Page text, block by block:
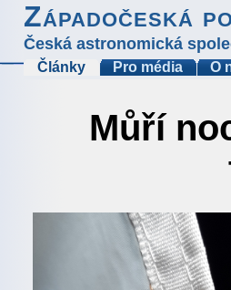
Západočeská
Česká astronomická
Články Pro média O
Můří